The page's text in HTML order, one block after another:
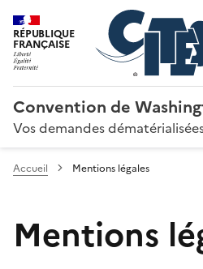
RÉPUBLIQUE
FRANÇAISE
Convention de
Vos demandes
Accueil Mentions légales
Mentions